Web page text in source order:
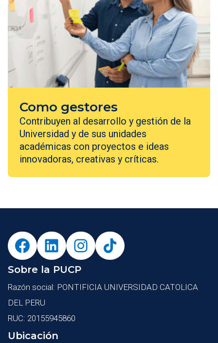
Como gestores
Contribuyen al desarrollo y gestión de la
Universidad y de sus unidades
académicas con proyectos e ideas
innovadoras, creativas y críticas.
Sobre la PUCP
Razón social: PONTIFICIA UNIVERSIDAD CATOLICA
DEL PERU
RUC: 20155945860
Ubicación